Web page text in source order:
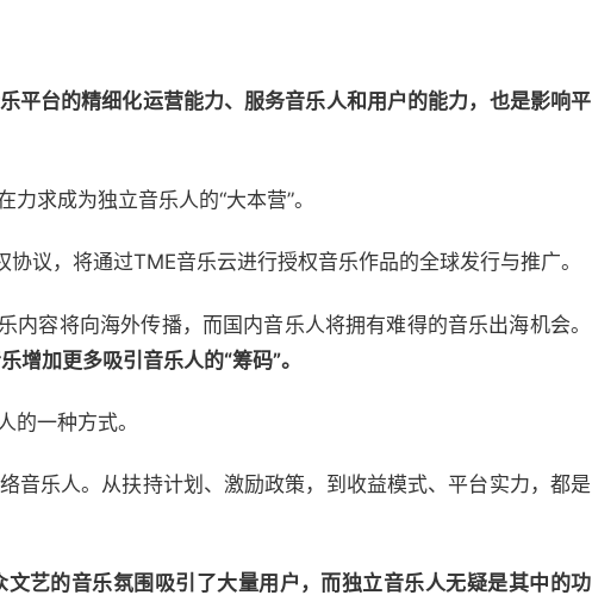
平台的精细化运营能力、服务音乐人和用户的能力，也是影响平
求成为独立音乐人的“大本营”。
议，将通过TME音乐云进行授权音乐作品的全球发行与推广。
容将向海外传播，而国内音乐人将拥有难得的音乐出海机会。
加更多吸引音乐人的“筹码”。
的一种方式。
音乐人。从扶持计划、激励政策，到收益模式、平台实力，都是
艺的音乐氛围吸引了大量用户，而独立音乐人无疑是其中的功